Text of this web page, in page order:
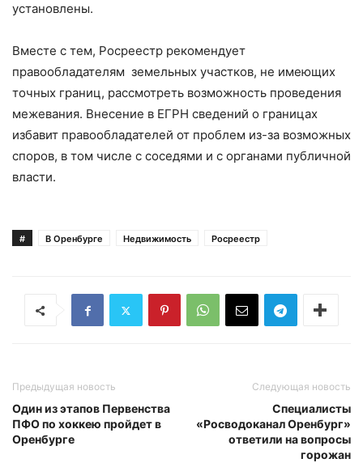
установлены.
Вместе с тем, Росреестр рекомендует
правообладателям земельных участков, не имеющих
точных границ, рассмотреть возможность проведения
межевания. Внесение в ЕГРН сведений о границах
избавит правообладателей от проблем из-за возможных
споров, в том числе с соседями и с органами публичной
власти.
# В Оренбурге Недвижимость Росреестр
Предыдущая новость
Один из этапов Первенства
ПФО по хоккею пройдет в
Оренбурге
Следующая новость
Специалисты
«Росводоканал Оренбург»
ответили на вопросы
горожан